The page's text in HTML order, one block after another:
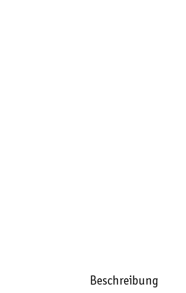
Beschreibung